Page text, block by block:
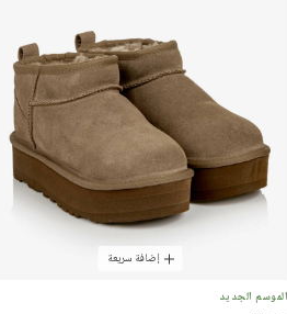
إضافة سريعة
الموسم الجديد